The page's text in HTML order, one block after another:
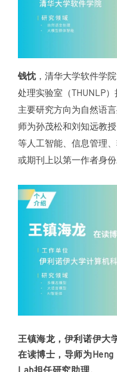
钱忱，清华大学软件学
处理实验室（THUNLP
主要研究方向为自然语
师为孙茂松和刘知远教
等人工智能、信息管理
或期刊上以第一作者身份
王镇海龙 ，伊利诺伊大
在读博士，导师为
Lab担任研究助理